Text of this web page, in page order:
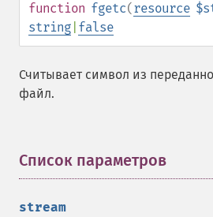
function fgetc(resource
string false
Считывает символ из
файл.
Список параметров
stream